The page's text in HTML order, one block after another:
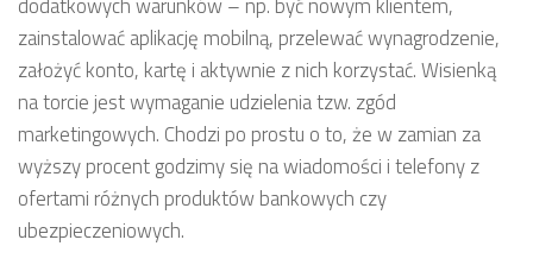
zainstalować aplikację mobilną, przelewać wynagrodzenie,
założyć konto, kartę i aktywnie z nich korzystać. Wisienką
na torcie jest wymaganie udzielenia tzw. zgód
marketingowych. Chodzi po prostu o to, że w zamian za
wyższy procent godzimy się na wiadomości i telefony z
ofertami różnych produktów bankowych czy
ubezpieczeniowych.